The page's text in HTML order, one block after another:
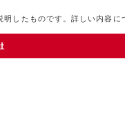
明したものです。詳しい内容